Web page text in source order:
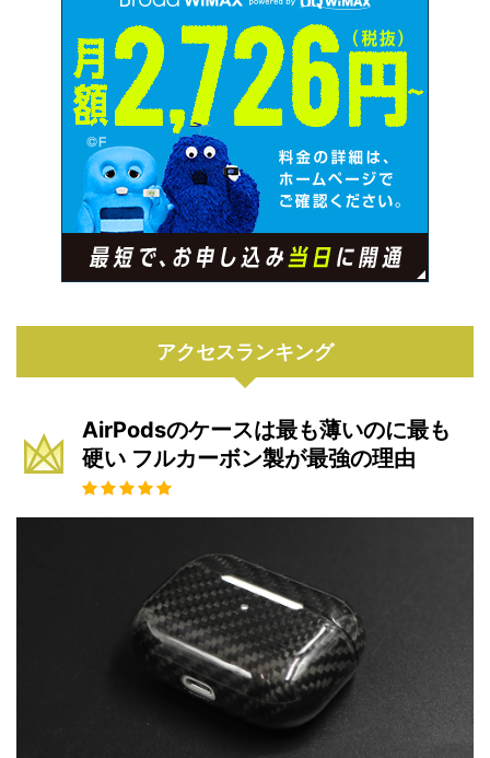
アクセスランキング
AirPodsのケースは最も薄いのに最も
硬い フルカーボン製が最強の理由